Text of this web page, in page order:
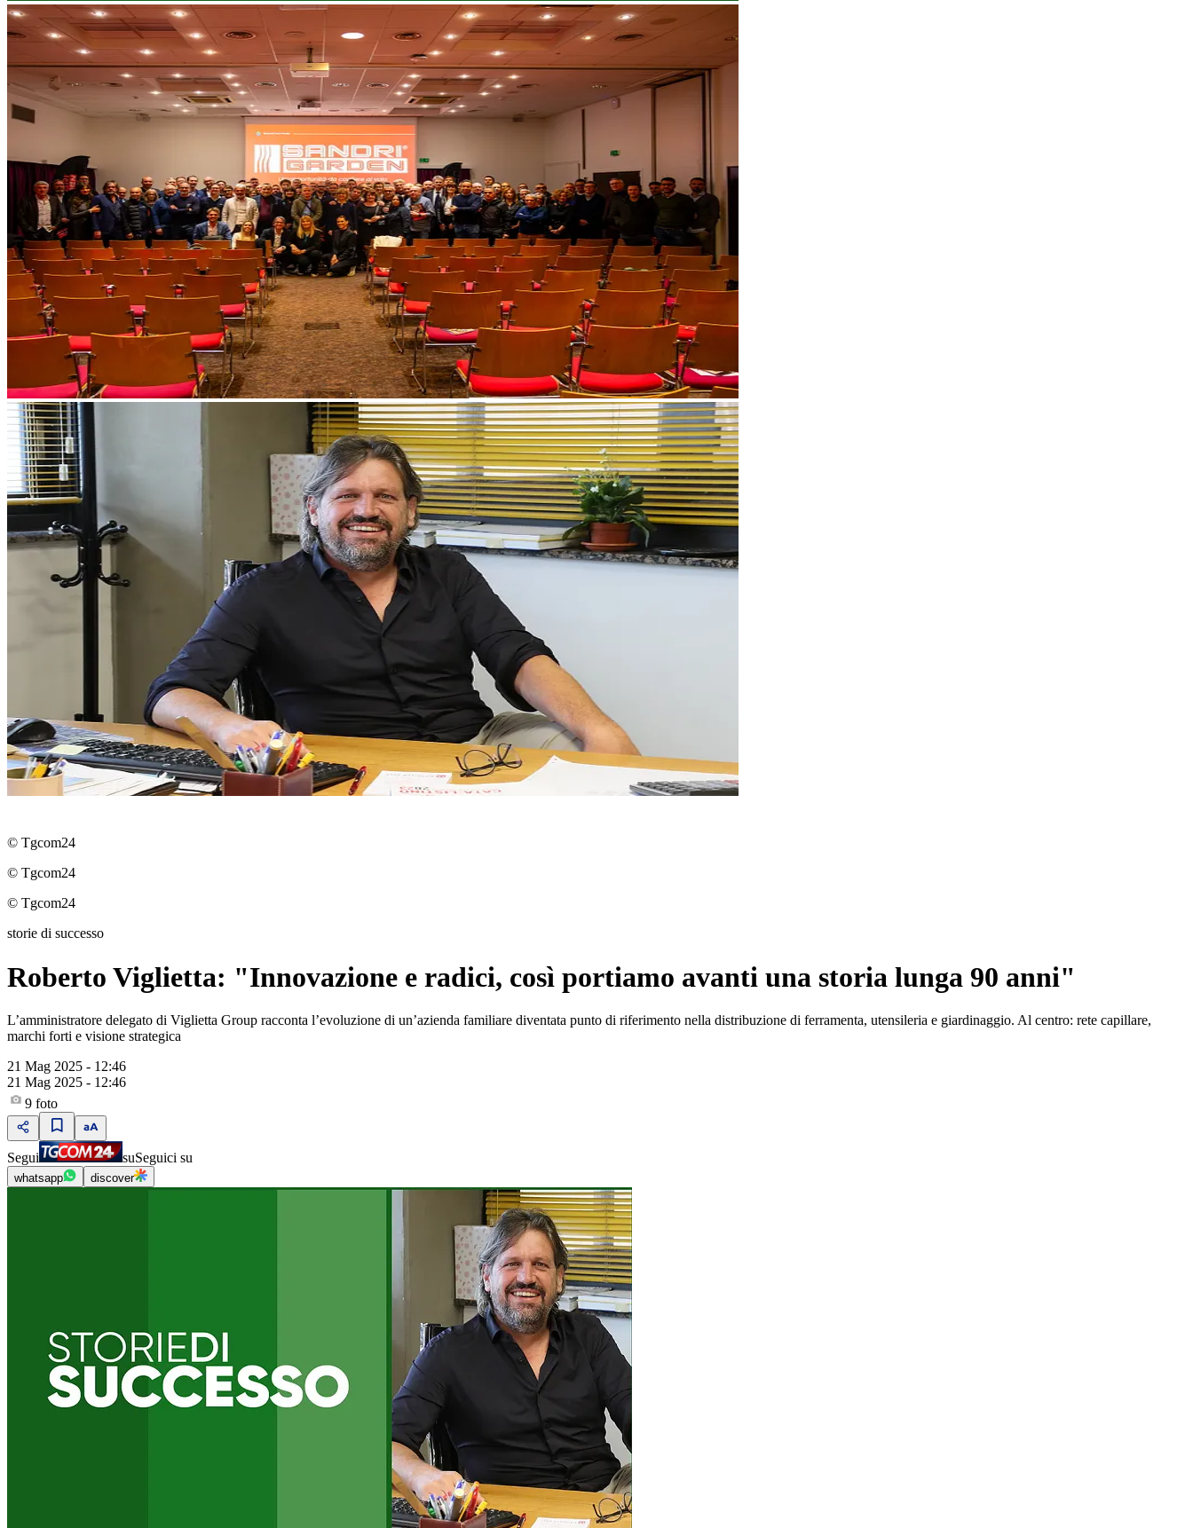
© Tgcom24
© Tgcom24
© Tgcom24
storie di successo
Roberto Viglietta: "Innovazione e radici, così portiamo avanti una storia lunga 90 anni"
L’amministratore delegato di Viglietta Group racconta l’evoluzione di un’azienda familiare diventata punto di riferimento nella distribuzione di ferramenta, utensileria e giardinaggio. Al centro: rete capillare,
marchi forti e visione strategica
21 Mag 2025 - 12:46
21 Mag 2025 - 12:46
9 foto
Segui suSeguici su
whatsapp discover